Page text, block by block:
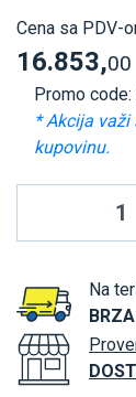
Cena sa PDV-
16.853,00
Promo code:
* Akcija važi
kupovinu.
Na